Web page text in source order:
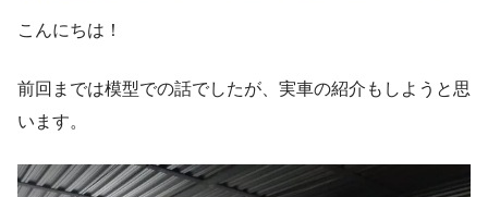
こんにちは！
前回までは模型での話でしたが、実車の紹介もしようと思
います。